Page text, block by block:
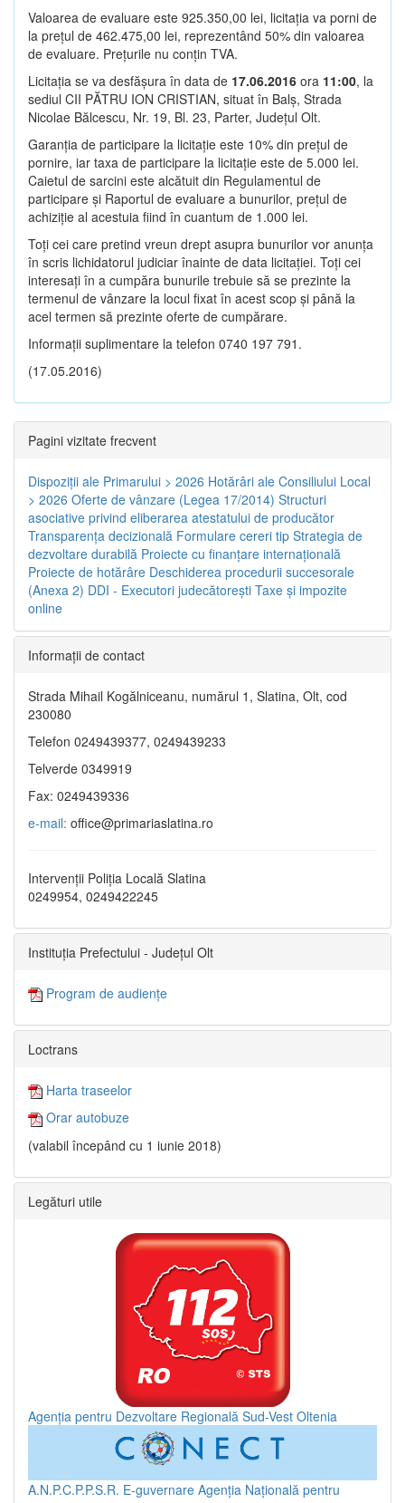
Valoarea de evaluare este 925.350,00 lei, licitația va porni de
la prețul de 462.475,00 lei, reprezentând 50% din valoarea
de evaluare. Prețurile nu conțin TVA.
Licitația se va desfășura în data de 17.06.2016 ora 11:00, la
sediul CII PĂTRU ION CRISTIAN, situat în Balș, Strada
Nicolae Bălcescu, Nr. 19, Bl. 23, Parter, Județul Olt.
Garanția de participare la licitație este 10% din prețul de
pornire, iar taxa de participare la licitație este de 5.000 lei.
Caietul de sarcini este alcătuit din Regulamentul de
participare și Raportul de evaluare a bunurilor, prețul de
achiziție al acestuia fiind în cuantum de 1.000 lei.
Toți cei care pretind vreun drept asupra bunurilor vor anunța
în scris lichidatorul judiciar înainte de data licitației. Toți cei
interesați în a cumpăra bunurile trebuie să se prezinte la
termenul de vânzare la locul fixat în acest scop și până la
acel termen să prezinte oferte de cumpărare.
Informații suplimentare la telefon 0740 197 791.
(17.05.2016)
Pagini vizitate frecvent
Dispoziţii ale Primarului > 2026 Hotărâri ale Consiliului Local
> 2026 Oferte de vânzare (Legea 17/2014) Structuri
asociative privind eliberarea atestatului de producător
Transparenţa decizională Formulare cereri tip Strategia de
dezvoltare durabilă Proiecte cu finanţare internaţională
Proiecte de hotărâre Deschiderea procedurii succesorale
(Anexa 2) DDI - Executori judecătorești Taxe şi impozite
online
Informaţii de contact
Strada Mihail Kogălniceanu, numărul 1, Slatina, Olt, cod
230080
Telefon 0249439377, 0249439233
Telverde 0349919
Fax: 0249439336
e-mail: office@primariaslatina.ro
Intervenții Poliția Locală Slatina
0249954, 0249422245
Instituția Prefectului - Județul Olt
Program de audiențe
Loctrans
Harta traseelor
Orar autobuze
(valabil începând cu 1 iunie 2018)
Legături utile
Agenția pentru Dezvoltare Regională Sud-Vest Oltenia
A.N.P.C.P.P.S.R. E-guvernare Agenția Națională pentru